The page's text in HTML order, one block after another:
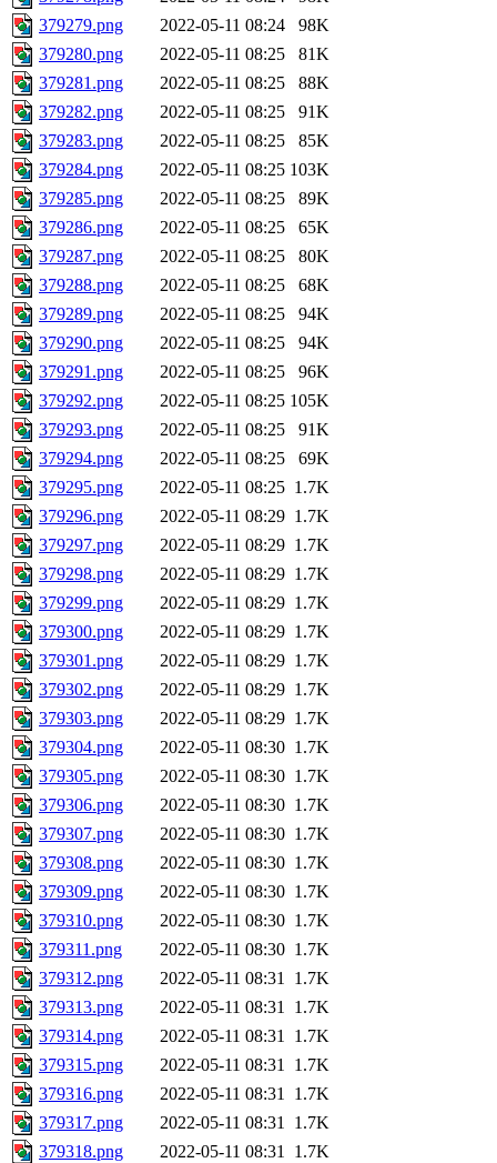
379279.png
2022-05-11 08:24
98K
379280.png
2022-05-11 08:25
81K
379281.png
2022-05-11 08:25
88K
379282.png
2022-05-11 08:25
91K
379283.png
2022-05-11 08:25
85K
379284.png
2022-05-11 08:25 103K
379285.png
2022-05-11 08:25
89K
379286.png
2022-05-11 08:25
65K
379287.png
2022-05-11 08:25
80K
379288.png
2022-05-11 08:25
68K
379289.png
2022-05-11 08:25
94K
379290.png
2022-05-11 08:25
94K
379291.png
2022-05-11 08:25
96K
379292.png
2022-05-11 08:25 105K
379293.png
2022-05-11 08:25
91K
379294.png
2022-05-11 08:25
69K
379295.png
2022-05-11 08:25 1.7K
379296.png
2022-05-11 08:29 1.7K
379297.png
2022-05-11 08:29 1.7K
379298.png
2022-05-11 08:29 1.7K
379299.png
2022-05-11 08:29 1.7K
379300.png
2022-05-11 08:29 1.7K
379301.png
2022-05-11 08:29 1.7K
379302.png
2022-05-11 08:29 1.7K
379303.png
2022-05-11 08:29 1.7K
379304.png
2022-05-11 08:30 1.7K
379305.png
2022-05-11 08:30 1.7K
379306.png
2022-05-11 08:30 1.7K
379307.png
2022-05-11 08:30 1.7K
379308.png
2022-05-11 08:30 1.7K
379309.png
2022-05-11 08:30 1.7K
379310.png
2022-05-11 08:30 1.7K
379311.png
2022-05-11 08:30 1.7K
379312.png
2022-05-11 08:31 1.7K
379313.png
2022-05-11 08:31 1.7K
379314.png
2022-05-11 08:31 1.7K
379315.png
2022-05-11 08:31 1.7K
379316.png
2022-05-11 08:31 1.7K
379317.png
2022-05-11 08:31 1.7K
379318.png
2022-05-11 08:31 1.7K